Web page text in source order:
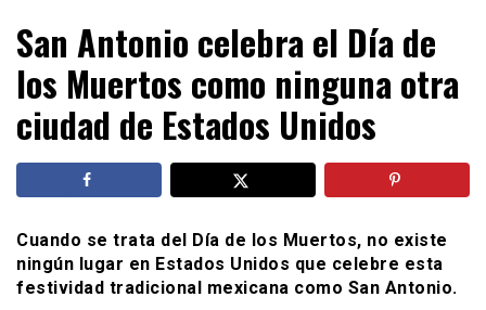
Ooops! Magazine
al tanto de las celebridades que sigues, todo a tu alcance
en un mismo lugar. Grupo Leferas™
San Antonio celebra el Día de
los Muertos como ninguna otra
ciudad de Estados Unidos
Cuando se trata del Día de los Muertos, no existe
ningún lugar en Estados Unidos que celebre esta
festividad tradicional mexicana como San Antonio.